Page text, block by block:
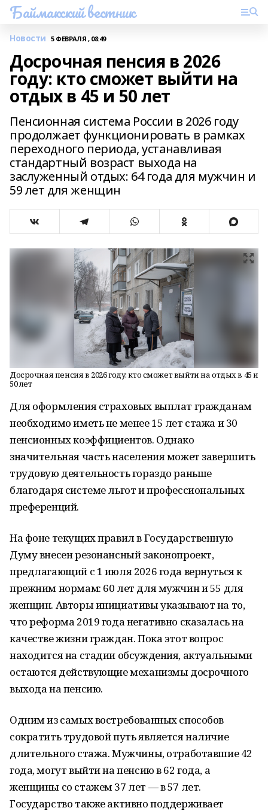
Баймакский вестник
Новости 5 ФЕВРАЛЯ , 08:49
Досрочная пенсия в 2026
году: кто сможет выйти на
отдых в 45 и 50 лет
Пенсионная система России в 2026 году
продолжает функционировать в рамках
переходного периода, устанавливая
стандартный возраст выхода на
заслуженный отдых: 64 года для мужчин и
59 лет для женщин
Досрочная пенсия в 2026 году: кто сможет выйти на отдых в 45 и
50 лет
Для оформления страховых выплат гражданам
необходимо иметь не менее 15 лет стажа и 30
пенсионных коэффициентов. Однако
значительная часть населения может завершить
трудовую деятельность гораздо раньше
благодаря системе льгот и профессиональных
преференций.
На фоне текущих правил в Государственную
Думу внесен резонансный законопроект,
предлагающий с 1 июля 2026 года вернуться к
прежним нормам: 60 лет для мужчин и 55 для
женщин. Авторы инициативы указывают на то,
что реформа 2019 года негативно сказалась на
качестве жизни граждан. Пока этот вопрос
находится на стадии обсуждения, актуальными
остаются действующие механизмы досрочного
выхода на пенсию.
Одним из самых востребованных способов
сократить трудовой путь является наличие
длительного стажа. Мужчины, отработавшие 42
года, могут выйти на пенсию в 62 года, а
женщины со стажем 37 лет — в 57 лет.
Государство также активно поддерживает